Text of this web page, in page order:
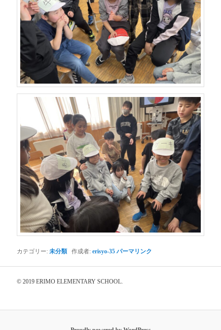
カテゴリー:未分類 作成者:erisyo-35 パーマリンク
© 2019 ERIMO ELEMENTARY SCHOOL.